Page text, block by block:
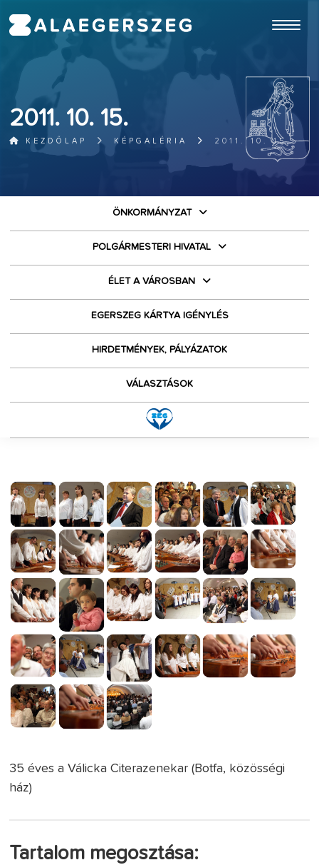
2011. 10. 15.
KEZDŐLAP KÉPGALÉRIA 2011. 10. 15.
ÖNKORMÁNYZAT
POLGÁRMESTERI HIVATAL
ÉLET A VÁROSBAN
EGERSZEG KÁRTYA IGÉNYLÉS
HIRDETMÉNYEK, PÁLYÁZATOK
VÁLASZTÁSOK
35 éves a Válicka Citerazenekar (Botfa, közösségi
ház)
Tartalom megosztása: